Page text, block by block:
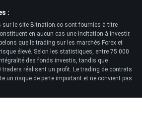
:
sur le site Bitnation.co sont fournies à titre
en aucun cas une incitation à investir.
que le trading sur les marchés Forex et
élevé. Selon les statistiques, entre 75 000
des fonds investis, tandis que
réalisent un profit. Le trading de contrats
un risque de perte important et ne convient pas